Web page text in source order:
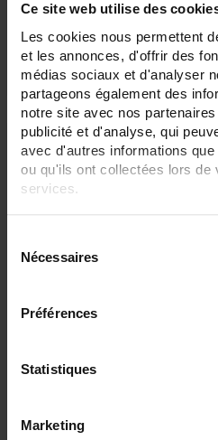
Ce site web utilise des
Les cookies nous permettent
et les annonces, d'offrir des
médias sociaux et d'analyser
partageons également des
notre site avec nos
publicité et d'analyse, qui
avec d'autres informations
ou qu'ils ont collectées lors de
services.
Nécessaires
Préférences
Statistiques
Marketing
10 A micro-ohmmeter - Wide